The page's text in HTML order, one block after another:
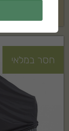
חסר במלאי